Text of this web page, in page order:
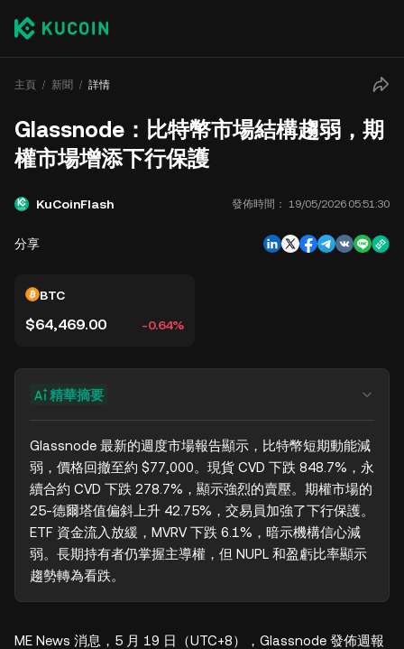
主頁 新聞 詳情
Glassnode：比特幣市場結構趨弱，期
權市場增添下行保護
KuCoinFlash 發佈時間： 19/05/2026 05:51:30
分享
BTC
$64,469.00 -0.64%
精華摘要
Glassnode 最新的週度市場報告顯示，比特幣短期動能減
弱，價格回撤至約 $77,000。現貨 CVD 下跌 848.7%，永
續合約 CVD 下跌 278.7%，顯示強烈的賣壓。期權市場的
25-德爾塔值偏斜上升 42.75%，交易員加強了下行保護。
ETF 資金流入放緩，MVRV 下跌 6.1%，暗示機構信心減
弱。長期持有者仍掌握主導權，但 NUPL 和盈虧比率顯示
趨勢轉為看跌。
ME News 消息，5 月 19 日（UTC+8），Glassnode 發佈週報